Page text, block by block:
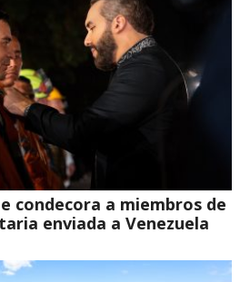
condecora a miembros de
enviada a Venezuela